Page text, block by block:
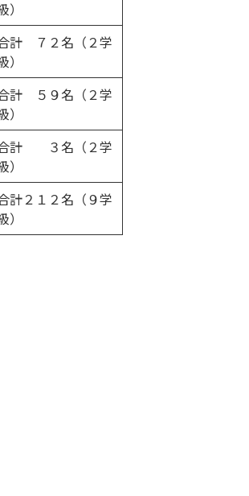
）
計 ７２名（２学
）
計 ５９名（２学
）
計 ３名（２学
）
計２１２名（９学
）